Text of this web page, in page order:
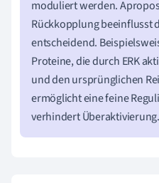
moduliert werden.
Rückkopplung beeinflusst
entscheidend.
Proteine, die durch ERK
und den ursprünglichen
ermöglicht eine feine
verhindert Überaktivierung.